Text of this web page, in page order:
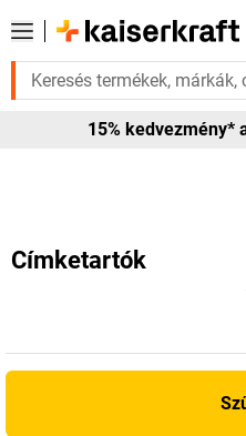
van rá? Válogatott
15% kedvezmény*
Címketartók